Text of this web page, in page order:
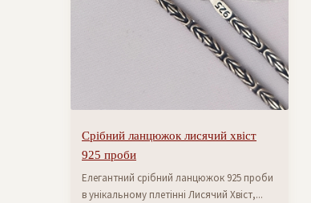
Срібний ланцюжок лисячий хвіст
925 проби
Елегантний срібний ланцюжок 925 проби
в унікальному плетінні Лисячий Хвіст,...